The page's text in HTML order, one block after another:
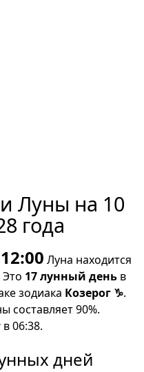
Луны на 10
года
12:00 Луна находится
Это 17 лунный день в
зодиака Козерог ♑.
составляет 90%.
в 06:38.
дней